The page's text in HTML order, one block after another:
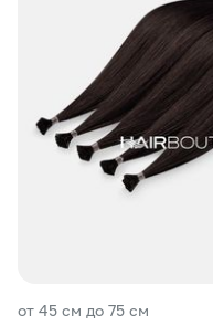
от 45 см до 75 см